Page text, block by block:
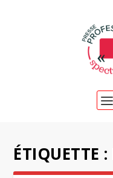
ÉTIQUETTE :